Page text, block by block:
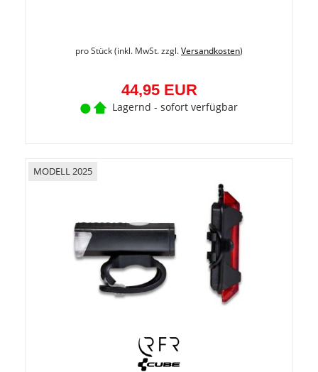
pro Stück (inkl. MwSt. zzgl.Versandkosten)
44,95 EUR
Lagernd - sofort verfügbar
MODELL 2025